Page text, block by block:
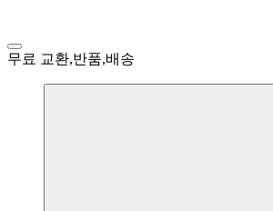
무료 교환,반품,배송